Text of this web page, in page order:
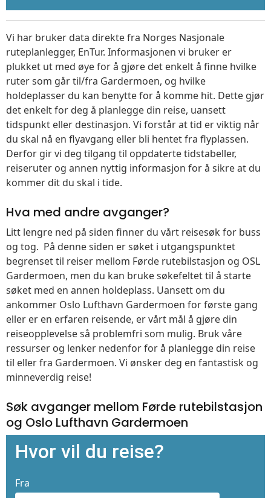
Vi har bruker data direkte fra Norges Nasjonale
ruteplanlegger, EnTur. Informasjonen vi bruker er
plukket ut med øye for å gjøre det enkelt å finne hvilke
ruter som går til/fra Gardermoen, og hvilke
holdeplasser du kan benytte for å komme hit. Dette gjør
det enkelt for deg å planlegge din reise, uansett
tidspunkt eller destinasjon. Vi forstår at tid er viktig når
du skal nå en flyavgang eller bli hentet fra flyplassen.
Derfor gir vi deg tilgang til oppdaterte tidstabeller,
reiseruter og annen nyttig informasjon for å sikre at du
kommer dit du skal i tide.
Hva med andre avganger?
Litt lengre ned på siden finner du vårt reisesøk for buss
og tog. På denne siden er søket i utgangspunktet
begrenset til reiser mellom Førde rutebilstasjon og OSL
Gardermoen, men du kan bruke søkefeltet til å starte
søket med en annen holdeplass. Uansett om du
ankommer Oslo Lufthavn Gardermoen for første gang
eller er en erfaren reisende, er vårt mål å gjøre din
reiseopplevelse så problemfri som mulig. Bruk våre
ressurser og lenker nedenfor for å planlegge din reise
til eller fra Gardermoen. Vi ønsker deg en fantastisk og
minneverdig reise!
Søk avganger mellom Førde rutebilstasjon
og Oslo Lufthavn Gardermoen
Hvor vil du reise?
Fra